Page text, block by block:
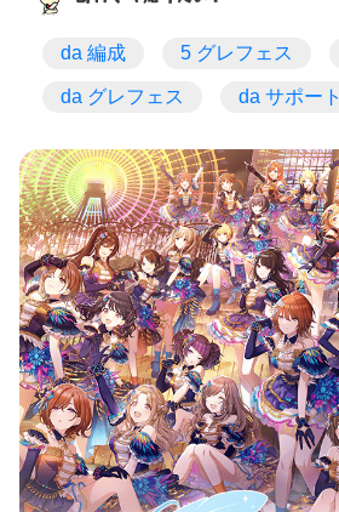
da 編成 5 グレフェス
da グレフェス da サポート